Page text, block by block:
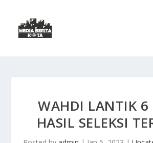
WAHDI LANTIK 6
HASIL SELEKSI